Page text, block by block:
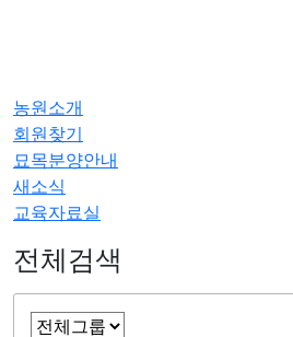
농원소개
회원찾기
묘목분양안내
새소식
교육자료실
전체검색